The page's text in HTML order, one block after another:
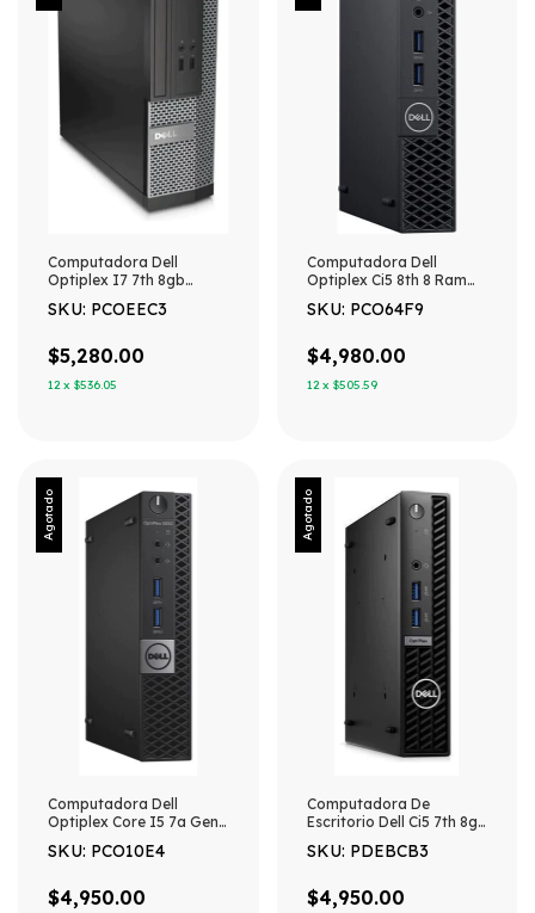
Computadora Dell
Optiplex I7 7th 8gb
Gb 8 Gb Integrada
SKU: PCOEEC3
$5,280.00
12 x $536.05
Computadora Dell
Optiplex Ci5 8th 8 Ram
240 Gb 8 Gb Gráficos
SKU: PCO64F9
$4,980.00
12 x $505.59
Agotado
Computadora Dell
Optiplex Core I5 7a Gen
Gb 8 Gb Integrada
SKU: PCO10E4
$4,950.00
Agotado
Computadora De
Escritorio Dell Ci5 7th 8gb
SKU: PDEBCB3
$4,950.00